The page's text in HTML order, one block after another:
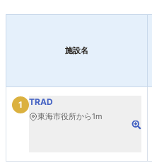
施設名
1 TRAD
東海市役所から1m